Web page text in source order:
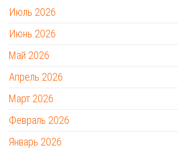
Июль 2026
Июнь 2026
Май 2026
Апрель 2026
Март 2026
Февраль 2026
Январь 2026